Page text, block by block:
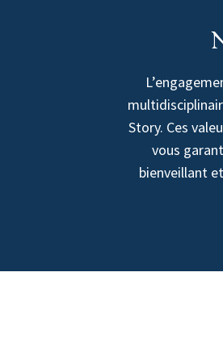
Story. Ces
vous
bienveillant